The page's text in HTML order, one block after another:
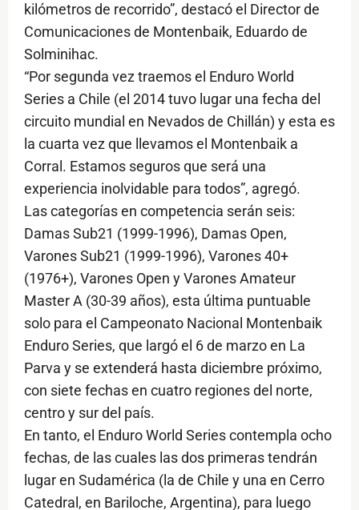
kilómetros de recorrido”, destacó el Director de
Comunicaciones de Montenbaik, Eduardo de
Solminihac.
“Por segunda vez traemos el Enduro World
Series a Chile (el 2014 tuvo lugar una fecha del
circuito mundial en Nevados de Chillán) y esta es
la cuarta vez que llevamos el Montenbaik a
Corral. Estamos seguros que será una
experiencia inolvidable para todos”, agregó.
Las categorías en competencia serán seis:
Damas Sub21 (1999-1996), Damas Open,
Varones Sub21 (1999-1996), Varones 40+
(1976+), Varones Open y Varones Amateur
Master A (30-39 años), esta última puntuable
solo para el Campeonato Nacional Montenbaik
Enduro Series, que largó el 6 de marzo en La
Parva y se extenderá hasta diciembre próximo,
con siete fechas en cuatro regiones del norte,
centro y sur del país.
En tanto, el Enduro World Series contempla ocho
fechas, de las cuales las dos primeras tendrán
lugar en Sudamérica (la de Chile y una en Cerro
Catedral, en Bariloche, Argentina), para luego